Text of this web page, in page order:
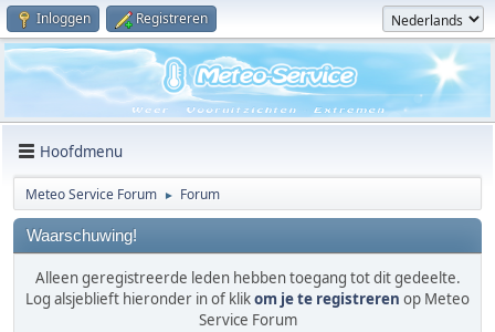
Inloggen Registreren
Hoofdmenu
Meteo Service Forum ► Forum
Waarschuwing!
Alleen geregistreerde leden hebben toegang tot dit gedeelte.
Log alsjeblieft hieronder in of klikom je te registreren op Meteo
Service Forum